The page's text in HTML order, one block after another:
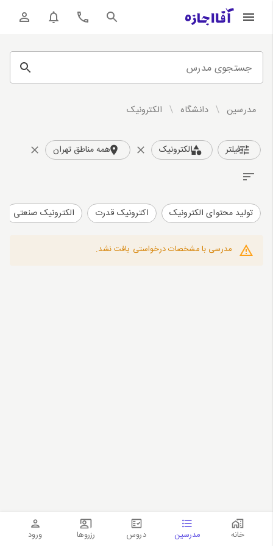
جستجوی مدرس
مدرسین / دانشگاه / الکترونیک
فیلتر الکترونیک همه مناطق تهران
تولید محتوای الکترونیک اکترونیک قدرت الکترونیک صنعتی
مدرسی با مشخصات درخواستی یافت نشد.
خانه مدرسین دروس رزروها ورود